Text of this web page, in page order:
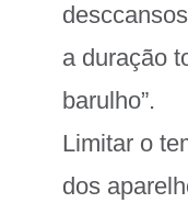
a duração
barulho”.
Limitar o
dos